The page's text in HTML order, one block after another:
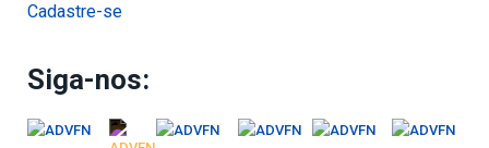
Cadastre-se
Siga-nos: